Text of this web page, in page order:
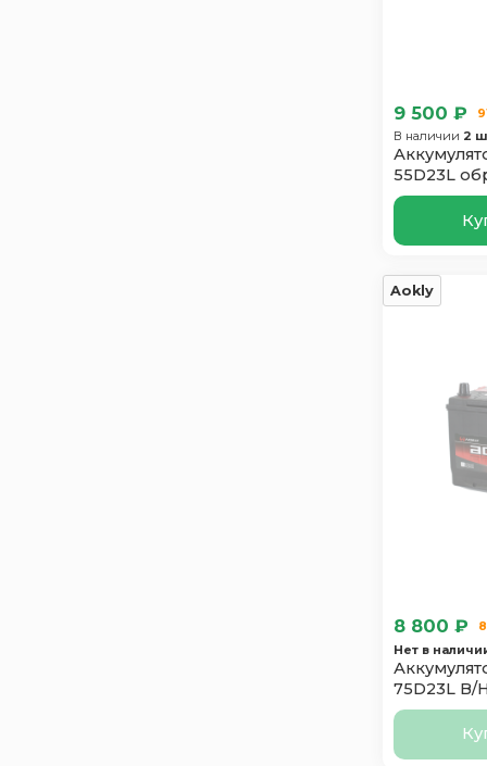
9 500 ₽
В наличии 2
55D23L
Aokly
8 800 ₽
Нет в
75D23L B/H